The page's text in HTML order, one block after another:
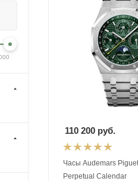
Часы Audemars
Perpetual Calendar
110 200 руб.